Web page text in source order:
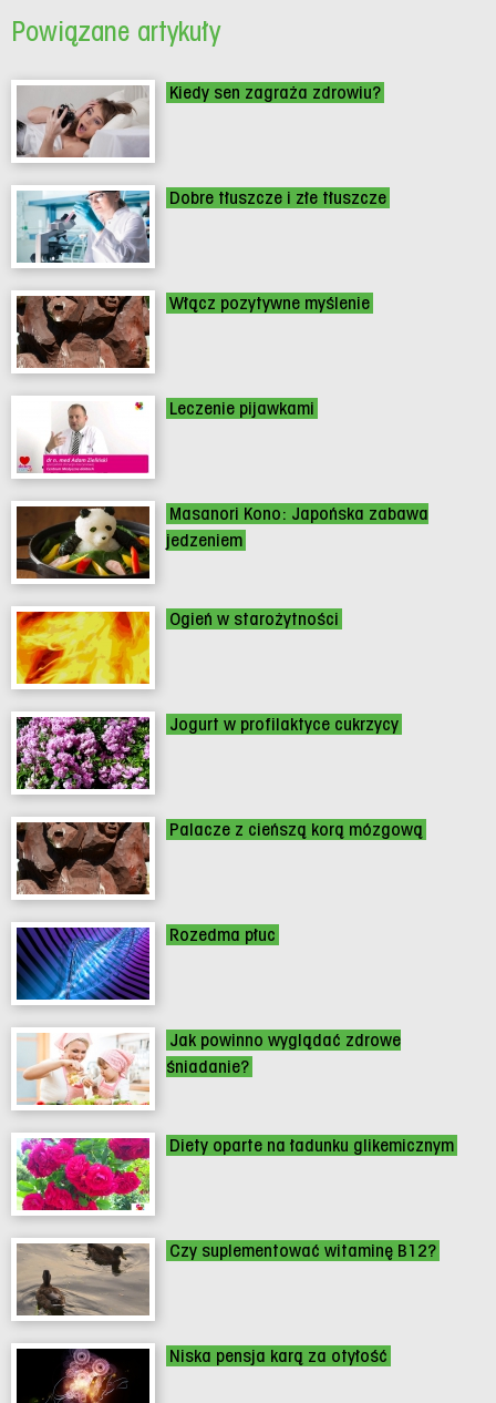
Powiązane artykuły
Kiedy sen zagraża zdrowiu?
Dobre tłuszcze i złe tłuszcze
Włącz pozytywne myślenie
Leczenie pijawkami
Masanori Kono: Japońska zabawa
jedzeniem
Ogień w starożytności
Jogurt w profilaktyce cukrzycy
Palacze z cieńszą korą mózgową
Rozedma płuc
Jak powinno wyglądać zdrowe
śniadanie?
Diety oparte na ładunku glikemicznym
Czy suplementować witaminę B12?
Niska pensja karą za otyłość